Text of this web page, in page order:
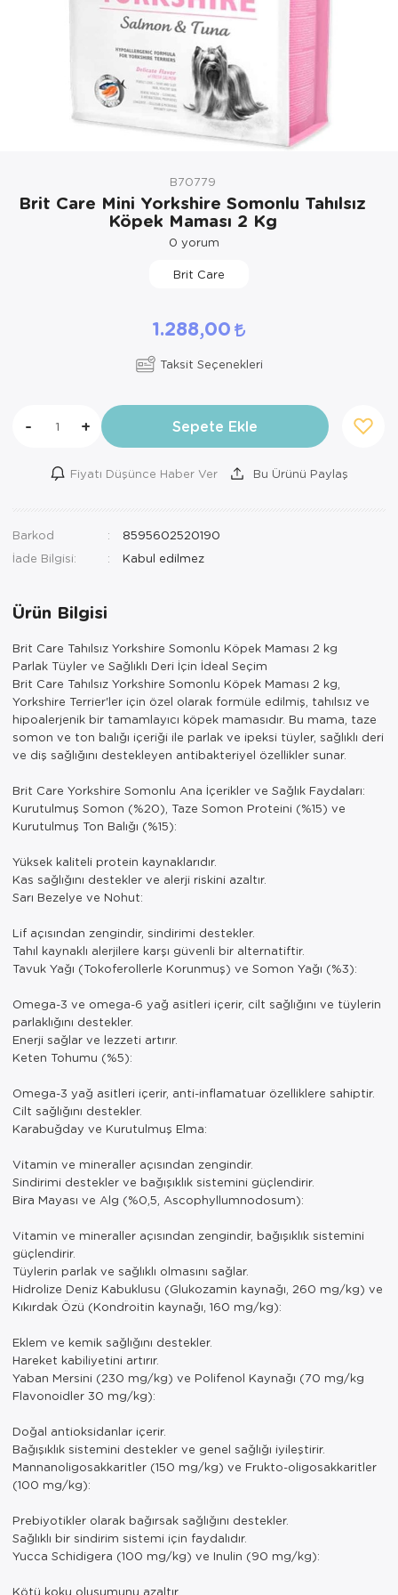
B70779
Brit Care Mini Yorkshire Somonlu Tahılsız
Köpek Maması 2 Kg
0 yorum
Brit Care
1.288,00
Taksit Seçenekleri
- + Sepete Ekle
Fiyatı Düşünce Haber Ver Bu Ürünü Paylaş
Barkod
8595602520190
İade Bilgisi:
Ürün Bilgisi
Brit Care Tahılsız Yorkshire Somonlu Köpek Maması 2 kg
Parlak Tüyler ve Sağlıklı Deri İçin İdeal Seçim
Brit Care Tahılsız Yorkshire Somonlu Köpek Maması 2 kg,
Yorkshire Terrier'ler için özel olarak formüle edilmiş, tahılsız ve
hipoalerjenik bir tamamlayıcı köpek mamasıdır. Bu mama, taze
somon ve ton balığı içeriği ile parlak ve ipeksi tüyler, sağlıklı deri
ve diş sağlığını destekleyen antibakteriyel özellikler sunar.
Brit Care Yorkshire Somonlu Ana İçerikler ve Sağlık Faydaları:
Kurutulmuş Somon (%20), Taze Somon Proteini (%15) ve
Kurutulmuş Ton Balığı (%15):
Yüksek kaliteli protein kaynaklarıdır.
Kas sağlığını destekler ve alerji riskini azaltır.
Sarı Bezelye ve Nohut:
Lif açısından zengindir, sindirimi destekler.
Tahıl kaynaklı alerjilere karşı güvenli bir alternatiftir.
Tavuk Yağı (Tokoferollerle Korunmuş) ve Somon Yağı (%3):
Omega-3 ve omega-6 yağ asitleri içerir, cilt sağlığını ve tüylerin
parlaklığını destekler.
Enerji sağlar ve lezzeti artırır.
Keten Tohumu (%5):
Omega-3 yağ asitleri içerir, anti-inflamatuar özelliklere sahiptir.
Cilt sağlığını destekler.
Karabuğday ve Kurutulmuş Elma:
Vitamin ve mineraller açısından zengindir.
Sindirimi destekler ve bağışıklık sistemini güçlendirir.
Bira Mayası ve Alg (%0,5, Ascophyllumnodosum):
Vitamin ve mineraller açısından zengindir, bağışıklık sistemini
güçlendirir.
Tüylerin parlak ve sağlıklı olmasını sağlar.
Hidrolize Deniz Kabuklusu (Glukozamin kaynağı, 260 mg/kg) ve
Kıkırdak Özü (Kondroitin kaynağı, 160 mg/kg):
Eklem ve kemik sağlığını destekler.
Hareket kabiliyetini artırır.
Yaban Mersini (230 mg/kg) ve Polifenol Kaynağı (70 mg/kg
Flavonoidler 30 mg/kg):
Doğal antioksidanlar içerir.
Bağışıklık sistemini destekler ve genel sağlığı iyileştirir.
Mannanoligosakkaritler (150 mg/kg) ve Frukto-oligosakkaritler
(100 mg/kg):
Prebiyotikler olarak bağırsak sağlığını destekler.
Sağlıklı bir sindirim sistemi için faydalıdır.
Yucca Schidigera (100 mg/kg) ve Inulin (90 mg/kg):
Kötü koku oluşumunu azaltır.